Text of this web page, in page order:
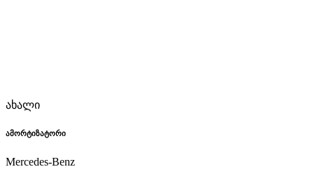
ახალი
ამორტიზატორი
Mercedes-Benz